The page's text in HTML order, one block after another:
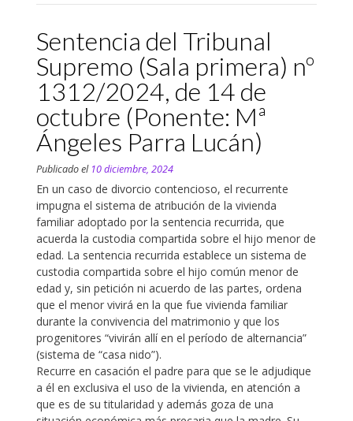
Sentencia del Tribunal
Supremo (Sala primera) nº
1312/2024, de 14 de
octubre (Ponente: Mª
Ángeles Parra Lucán)
Publicado el 10 diciembre, 2024
En un caso de divorcio contencioso, el recurrente
impugna el sistema de atribución de la vivienda
familiar adoptado por la sentencia recurrida, que
acuerda la custodia compartida sobre el hijo menor de
edad. La sentencia recurrida establece un sistema de
custodia compartida sobre el hijo común menor de
edad y, sin petición ni acuerdo de las partes, ordena
que el menor vivirá en la que fue vivienda familiar
durante la convivencia del matrimonio y que los
progenitores “vivirán allí en el período de alternancia”
(sistema de “casa nido”).
Recurre en casación el padre para que se le adjudique
a él en exclusiva el uso de la vivienda, en atención a
que es de su titularidad y además goza de una